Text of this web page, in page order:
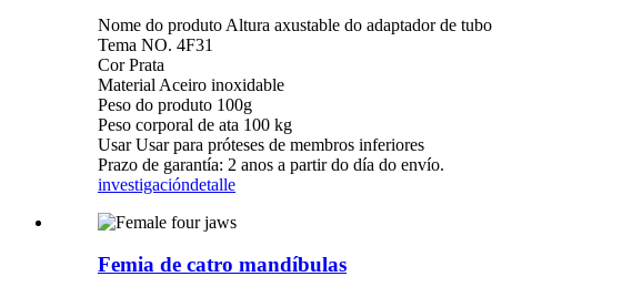
Nome do produto Altura axustable do adaptador de tubo
Tema NO. 4F31
Cor Prata
Material Aceiro inoxidable
Peso do produto 100g
Peso corporal de ata 100 kg
Usar Usar para próteses de membros inferiores
Prazo de garantía: 2 anos a partir do día do envío.
investigacióndetalle
Femia de catro mandíbulas